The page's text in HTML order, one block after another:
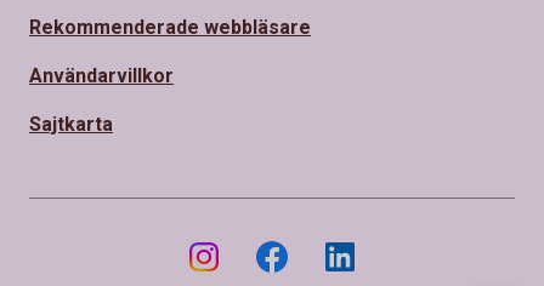
Rekommenderade webbläsare
Användarvillkor
Sajtkarta